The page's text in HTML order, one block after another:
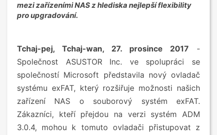
mezi zařízeními NAS z hlediska nejlepší flexibility
pro upgradování.
Tchaj-pej, Tchaj-wan, 27. prosince 2017 -
Společnost ASUSTOR Inc. ve spolupráci se
společností Microsoft představila nový ovladač
systému exFAT, který rozšiřuje možnosti našich
zařízení NAS o souborový systém exFAT.
Zákazníci, kteří přejdou na verzi systém ADM
3.0.4, mohou k tomuto ovladači přistupovat z